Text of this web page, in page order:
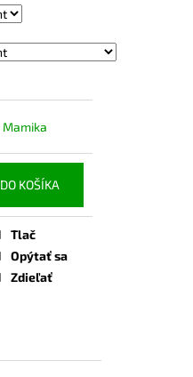
Mamika
DO KOŠÍKA
Tlač
Opýtať sa
Zdieľať
Nasledujúce